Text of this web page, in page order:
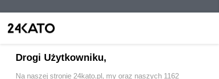
Drogi Użytkowniku,
Na naszej stronie 24kato.pl, my oraz naszych 1162